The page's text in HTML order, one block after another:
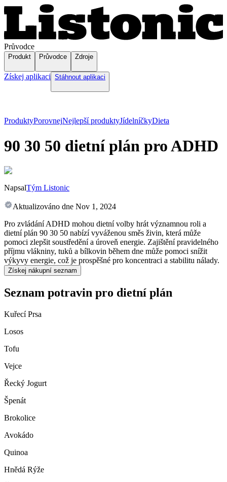
Průvodce
Produkt Průvodce Zdroje
Získej aplikaci Stáhnout aplikaci
ProduktyPorovnejNejlepší produktyJídelníčkyDieta
90 30 50 dietní plán pro ADHD
NapsalTým Listonic
Aktualizováno dne Nov 1, 2024
Pro zvládání ADHD mohou dietní volby hrát významnou roli a
dietní plán 90 30 50 nabízí vyváženou směs živin, která může
pomoci zlepšit soustředění a úroveň energie. Zajištění pravidelného
příjmu vlákniny, tuků a bílkovin během dne může pomoci snížit
výkyvy energie, což je prospěšné pro koncentraci a stabilitu nálady.
Získej nákupní seznam
Seznam potravin pro dietní plán
Kuřecí Prsa
Losos
Tofu
Vejce
Řecký Jogurt
Špenát
Brokolice
Avokádo
Quinoa
Hnědá Rýže